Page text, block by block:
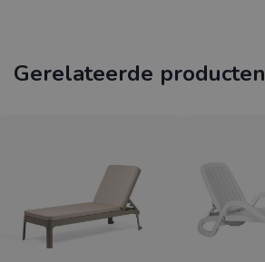
Gerelateerde producten